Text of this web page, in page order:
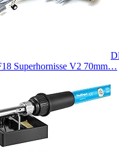
Superhornisse V2 70mm…